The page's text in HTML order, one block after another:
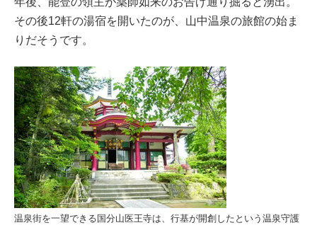
その後12軒の湯宿を開いたのが、山中温泉の旅館の始ま
りだそうです。
温泉街を一望できる国分山医王寺は、行基が開創したという温泉守護